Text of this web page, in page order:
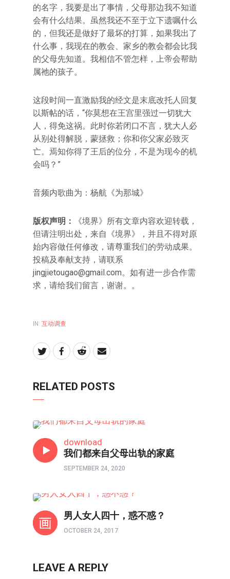
的名字，我要是出了事情，父母那边我不知道
会有什么结果。虽然我还不至于立下遗嘱什么
的，但我还是做好了最坏的打算，如果我出了
什么事，我现在的教会、家乡的教会都会比我
的父母先知道。我相信不管怎样，上帝会帮助
属祂的孩子。
这段时间一直激励我的经文是末底改托人回复
以斯帖的话，“你莫想在王宫里强过一切犹大
人，得免这祸。此时你若闭口不言，犹大人必
从别处得解脱，蒙拯救；你和你父家必致灭
亡。焉知你得了王后的位分，不是为现今的机
会吗？”
音频内歌曲为：杨航《为那城》
版权声明：
《境界》所有文章内容欢迎转载，
但请注明出处，来自《境界》，并且不得对原
始内容做任何修改，请尊重我们的劳动成果。
投稿及奉献支持，请联系
jingjietougao@gmail.com。如有进一步合作需
求，请给我们留言，谢谢。。
IN: 互动调查
RELATED POSTS
download
我们都来自父母出轨的家庭
SEPTEMBER 24, 2020
男人女人四十，惑不惑？
OCTOBER 24, 2017
LEAVE A REPLY